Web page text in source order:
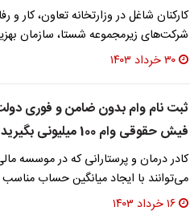
کارکنان شاغل در وزارتخانه تعاون، کار و
شرکت‌های زیرمجموعه شستا، سازمان
۳۰ خرداد ۱۴۰۳
ثبت نام وام بدون ضامن و فوری
فیش حقوقی وام 100 میلیونی بگیرید +جزئیات ثبت نام
کادر درمان و پرستارانی که در موسسه
می‌توانند با ایجاد میانگین حساب
۱۶ خرداد ۱۴۰۳